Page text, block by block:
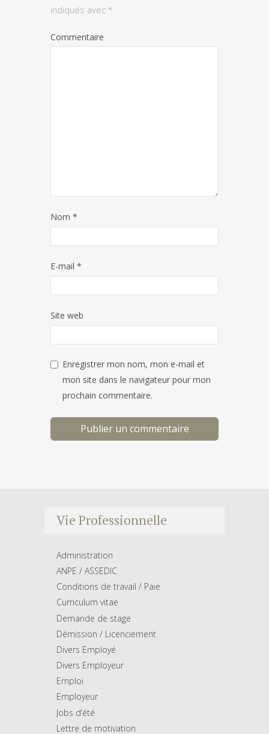
indiqués avec *
Commentaire
Nom *
E-mail *
Site web
Enregistrer mon nom, mon e-mail et
mon site dans le navigateur pour mon
prochain commentaire.
Vie Professionnelle
Administration
ANPE / ASSEDIC
Conditions de travail / Paie
Curriculum vitae
Demande de stage
Démission / Licenciement
Divers Employé
Divers Employeur
Emploi
Employeur
Jobs d’été
Lettre de motivation